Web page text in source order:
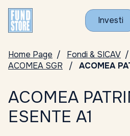
Investi
Home Page Fondi & SICAV
ACOMEA SGR
ACOMEA
ACOMEA
ESENTE A1